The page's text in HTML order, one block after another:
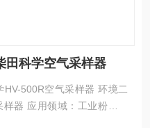
田科学空气采样器
500R空气采样器 环境二
粉尘监